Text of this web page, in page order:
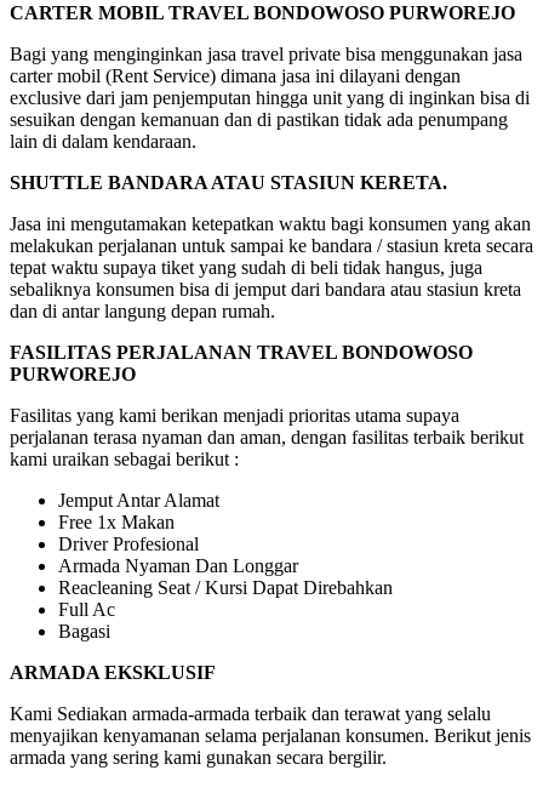
CARTER MOBIL TRAVEL BONDOWOSO PURWOREJO
Bagi yang menginginkan jasa travel private bisa menggunakan jasa
carter mobil (Rent Service) dimana jasa ini dilayani dengan
exclusive dari jam penjemputan hingga unit yang di inginkan bisa di
sesuikan dengan kemanuan dan di pastikan tidak ada penumpang
lain di dalam kendaraan.
SHUTTLE BANDARA ATAU STASIUN KERETA.
Jasa ini mengutamakan ketepatkan waktu bagi konsumen yang akan
melakukan perjalanan untuk sampai ke bandara / stasiun kreta secara
tepat waktu supaya tiket yang sudah di beli tidak hangus, juga
sebaliknya konsumen bisa di jemput dari bandara atau stasiun kreta
dan di antar langung depan rumah.
FASILITAS PERJALANAN TRAVEL BONDOWOSO
PURWOREJO
Fasilitas yang kami berikan menjadi prioritas utama supaya
perjalanan terasa nyaman dan aman, dengan fasilitas terbaik berikut
kami uraikan sebagai berikut :
Jemput Antar Alamat
Free 1x Makan
Driver Profesional
Armada Nyaman Dan Longgar
Reacleaning Seat / Kursi Dapat Direbahkan
Full Ac
Bagasi
ARMADA EKSKLUSIF
Kami Sediakan armada-armada terbaik dan terawat yang selalu
menyajikan kenyamanan selama perjalanan konsumen. Berikut jenis
armada yang sering kami gunakan secara bergilir.